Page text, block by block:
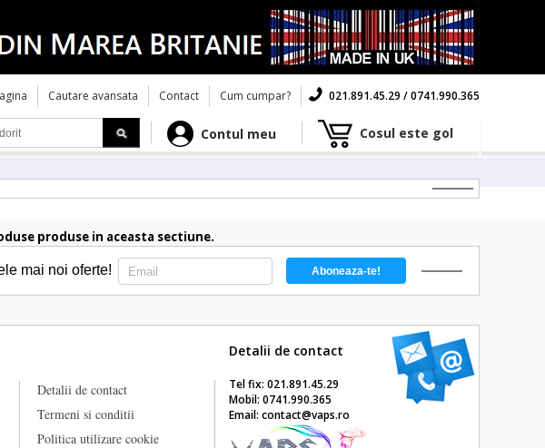
Cautare avansata Contact Cum cumpar? 021.891.45.29 / 0741.990.365
Contul meu Cosul este gol
produse in aceasta sectiune.
mai noi oferte!
Detalii de contact
Termeni si conditii
Politica utilizare cookie
Detalii de contact
Tel fix: 021.891.45.29
Mobil: 0741.990.365
Email: contact@vaps.ro